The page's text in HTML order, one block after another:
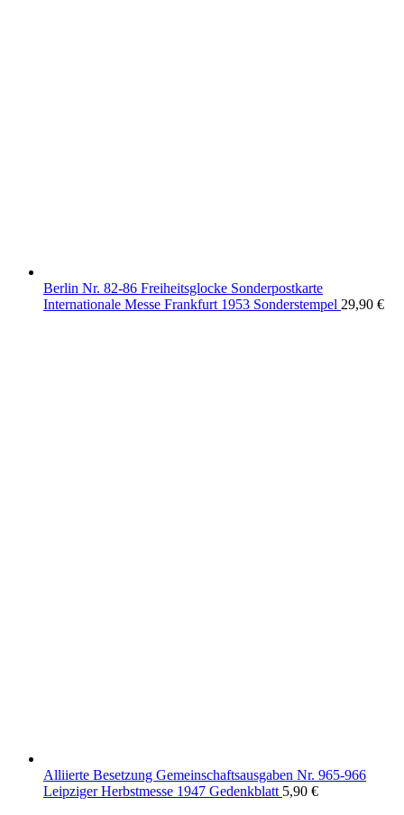
Berlin Nr. 82-86 Freiheitsglocke Sonderpostkarte
Internationale Messe Frankfurt 1953 Sonderstempel 29,90 €
Alliierte Besetzung Gemeinschaftsausgaben Nr. 965-966
Leipziger Herbstmesse 1947 Gedenkblatt 5,90 €